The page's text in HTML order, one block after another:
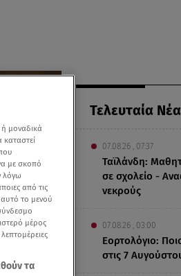
Τελευταία Νέα
07.08.26 , 07:37
Ταϊλάνδη:
σε σχολείο -
νεκρούς
07.08.26 , 03:00
Εορτολόγιο:
στις 7
μοναδικά
με σκοπό
λόγω
από τις
αυτό το μενού
μέρος
τα